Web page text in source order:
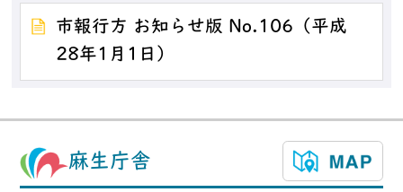
市報行方 お知らせ版 No.106（平成
28年1月1日）
麻生庁舎